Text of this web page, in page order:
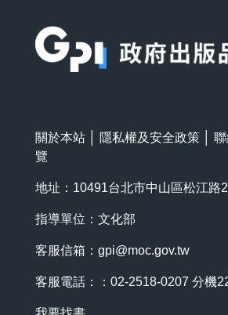
關於本站 隱私權及安全政策
覽
地址：10491台北市中山區松江路
指導單位：文化部
客服信箱： gpi@moc.gov.tw
客服電話：：02-2518-0207 分機